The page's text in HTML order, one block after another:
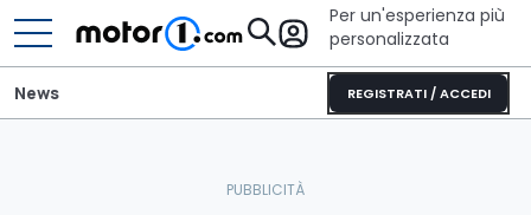
Per un'esperienza più
personalizzata
REGISTRATI / ACCEDI
News